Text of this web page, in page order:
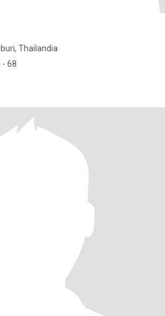
Thailandia
- 68